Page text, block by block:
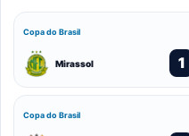
Copa do Brasil
Mirassol 1
Copa do Brasil